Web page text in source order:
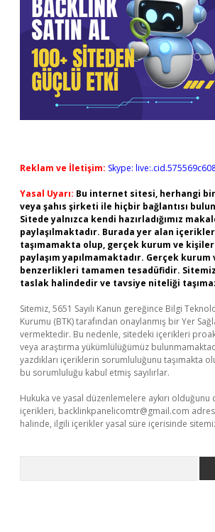
Reklam ve İletişim: Skype:
Yasal Uyarı: Bu internet sitesi, herhangi
veya şahıs şirketi ile hiçbir bağlantısı
Sitede yalnızca kendi hazırladığımız
paylaşılmaktadır. Burada yer alan
taşımamakta olup, gerçek kurum ve kişiler
paylaşım yapılmamaktadır. Gerçek
benzerlikleri tamamen tesadüfidir.
taslak halindedir ve tavsiye niteliği
Sitemiz, 5651 Sayılı Kanun gereğince Bilgi
Kurumu (BTK) tarafından onaylanmış bir Yer
vermektedir. Bu nedenle, sitedeki içerikleri
veya araştırma yükümlülüğümüz
yazdıkları içeriklerin sorumluluğunu taşımakta
bu sorumluluğu kabul etmiş sayılırlar.
Hukuka ve yasal düzenlemelere aykırı
içerikleri, backlinkpanelicomtr@gmail.com
halinde, ilgili içerikler yasal süre içerisinde